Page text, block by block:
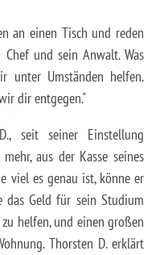
an einen Tisch und reden
und sein Anwalt. Was
unter Umständen helfen.
dir entgegen."
seit seiner Einstellung
aus der Kasse seines
viel es genau ist, könne er
das Geld für sein Studium
helfen, und einen großen
Thorsten D. erklärt